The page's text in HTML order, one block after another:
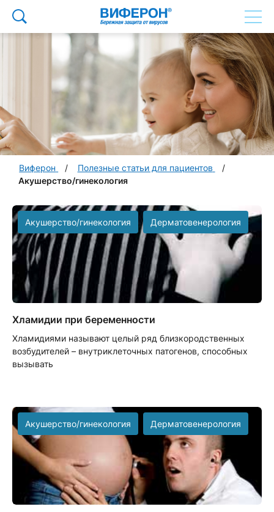
Виферон
Полезные статьи для пациентов
Акушерство/гинекология
Акушерство/гинекология Дерматовенерология
Хламидии при беременности
Хламидиями называют целый ряд близкородственных
возбудителей – внутриклеточных патогенов, способных
вызывать
Акушерство/гинекология Дерматовенерология